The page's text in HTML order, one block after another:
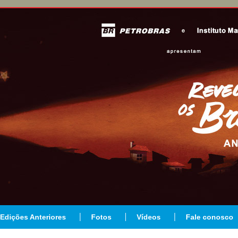
Edições Anteriores Fotos Vídeos Fale conosco